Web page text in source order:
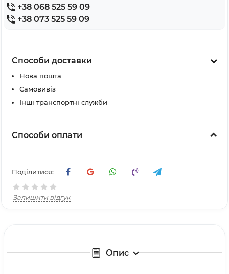
+38 068 525 59 09
+38 073 525 59 09
Способи доставки
Нова пошта
Самовивіз
Інші транспортні служби
Способи оплати
Поділитися:
Залишити відгук
Опис